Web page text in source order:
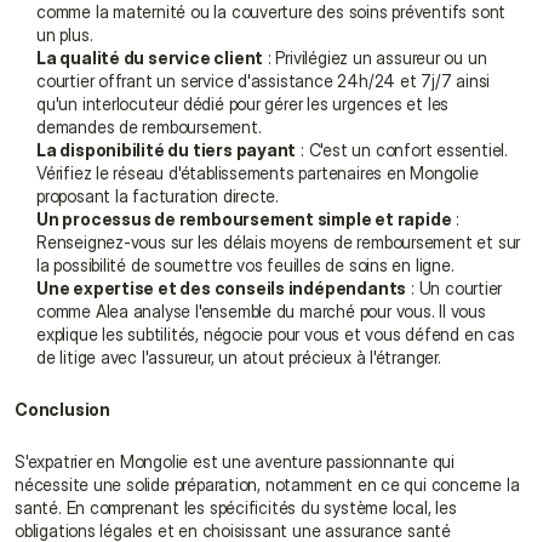
comme la maternité ou la couverture des soins préventifs sont
un plus.
La qualité du service client : Privilégiez un assureur ou un
courtier offrant un service d'assistance 24h/24 et 7j/7 ainsi
qu'un interlocuteur dédié pour gérer les urgences et les
demandes de remboursement.
La disponibilité du tiers payant : C'est un confort essentiel.
Vérifiez le réseau d'établissements partenaires en Mongolie
proposant la facturation directe.
Un processus de remboursement simple et rapide :
Renseignez-vous sur les délais moyens de remboursement et sur
la possibilité de soumettre vos feuilles de soins en ligne.
Une expertise et des conseils indépendants : Un courtier
comme Alea analyse l'ensemble du marché pour vous. Il vous
explique les subtilités, négocie pour vous et vous défend en cas
de litige avec l'assureur, un atout précieux à l'étranger.
Conclusion
S'expatrier en Mongolie est une aventure passionnante qui
nécessite une solide préparation, notamment en ce qui concerne la
santé. En comprenant les spécificités du système local, les
obligations légales et en choisissant une assurance santé